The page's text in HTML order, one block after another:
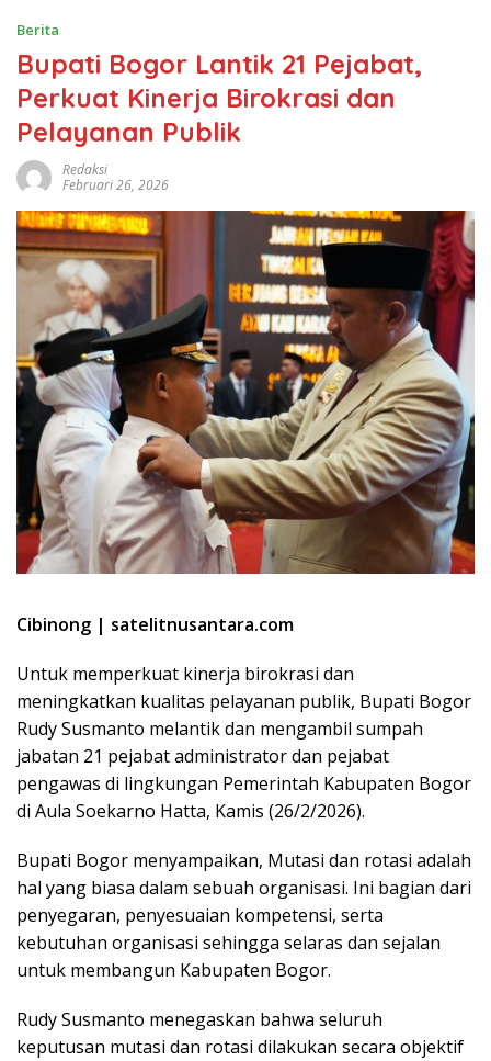
Berita
Bupati Bogor Lantik 21 Pejabat,
Perkuat Kinerja Birokrasi dan
Pelayanan Publik
Redaksi
Februari 26, 2026
Cibinong | satelitnusantara.com
Untuk memperkuat kinerja birokrasi dan
meningkatkan kualitas pelayanan publik, Bupati Bogor
Rudy Susmanto melantik dan mengambil sumpah
jabatan 21 pejabat administrator dan pejabat
pengawas di lingkungan Pemerintah Kabupaten Bogor
di Aula Soekarno Hatta, Kamis (26/2/2026).
Bupati Bogor menyampaikan, Mutasi dan rotasi adalah
hal yang biasa dalam sebuah organisasi. Ini bagian dari
penyegaran, penyesuaian kompetensi, serta
kebutuhan organisasi sehingga selaras dan sejalan
untuk membangun Kabupaten Bogor.
Rudy Susmanto menegaskan bahwa seluruh
keputusan mutasi dan rotasi dilakukan secara objektif